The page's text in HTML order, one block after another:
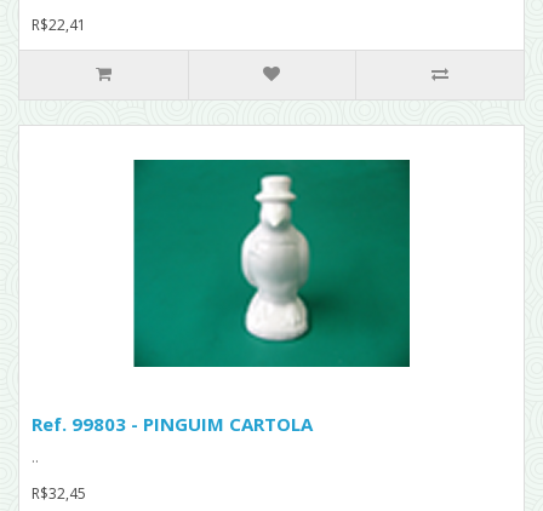
R$22,41
Ref. 99803 - PINGUIM CARTOLA
..
R$32,45